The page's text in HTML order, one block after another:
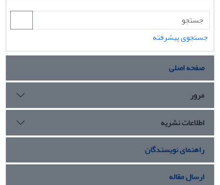
جستجوی پیشرفته
صفحه اصلی
مرور
اطلاعات نشریه
راهنمای نویسندگان
ارسال مقاله